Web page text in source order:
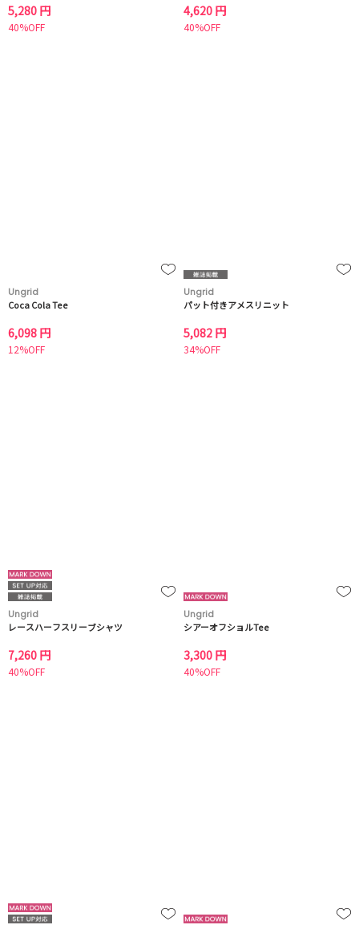
5,280 円
40%OFF
4,620 円
40%OFF
Ungrid
Coca Cola Tee
6,098 円
12%OFF
Ungrid
パット付きアメスリニット
5,082 円
34%OFF
Ungrid
レースハーフスリーブシャツ
7,260 円
40%OFF
Ungrid
シアーオフショルTee
3,300 円
40%OFF